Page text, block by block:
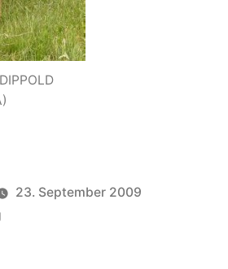
23. September 2009